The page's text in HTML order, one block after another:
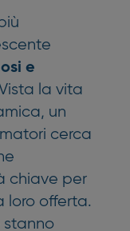
e
la vita
un
cerca
chiave per
loro offerta.
stanno